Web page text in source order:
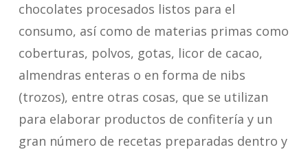
chocolates procesados listos para el
consumo, así como de materias primas como
coberturas, polvos, gotas, licor de cacao,
almendras enteras o en forma de nibs
(trozos), entre otras cosas, que se utilizan
para elaborar productos de confitería y un
gran número de recetas preparadas dentro y